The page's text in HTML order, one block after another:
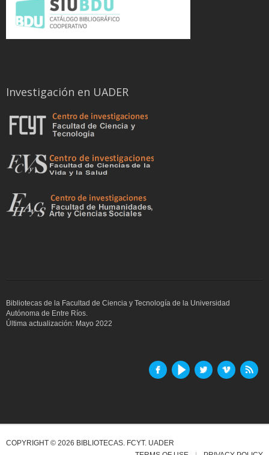
Investigación en UADER
Bibliotecas de la Facultad de Ciencia y Tecnología de la Universidad
Autónoma de Entre Ríos.
Última actualización: Mayo 2022
COPYRIGHT © 2026 BIBLIOTECAS. FCYT. UADER